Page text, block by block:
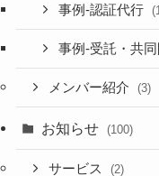
事例-認証代行
事例-受託・共
メンバー紹介 (3)
お知らせ (100)
サービス (2)